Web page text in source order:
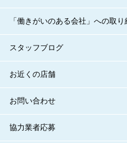
「働きがいのある会社」への取り
スタッフブログ
お近くの店舗
お問い合わせ
協力業者応募